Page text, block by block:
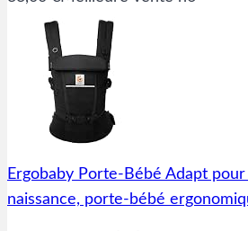
Ergobaby Porte-Bébé Adapt
naissance, porte-bébé